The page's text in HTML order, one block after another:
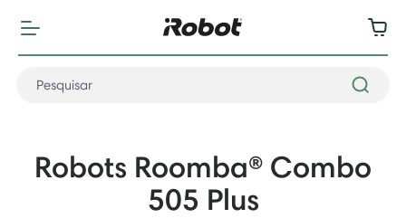
Robots Roomba® Combo
505 Plus